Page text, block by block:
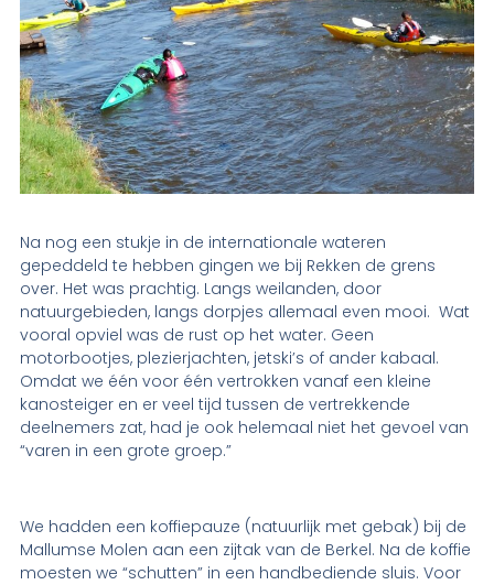
Na nog een stukje in de internationale wateren
gepeddeld te hebben gingen we bij Rekken de grens
over. Het was prachtig. Langs weilanden, door
natuurgebieden, langs dorpjes allemaal even mooi. Wat
vooral opviel was de rust op het water. Geen
motorbootjes, plezierjachten, jetski’s of ander kabaal.
Omdat we één voor één vertrokken vanaf een kleine
kanosteiger en er veel tijd tussen de vertrekkende
deelnemers zat, had je ook helemaal niet het gevoel van
“varen in een grote groep.”
We hadden een koffiepauze (natuurlijk met gebak) bij de
Mallumse Molen aan een zijtak van de Berkel. Na de koffie
moesten we “schutten” in een handbediende sluis. Voor